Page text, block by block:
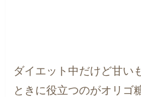
ダイエット中だけど甘い
ときに役立つのがオリゴ